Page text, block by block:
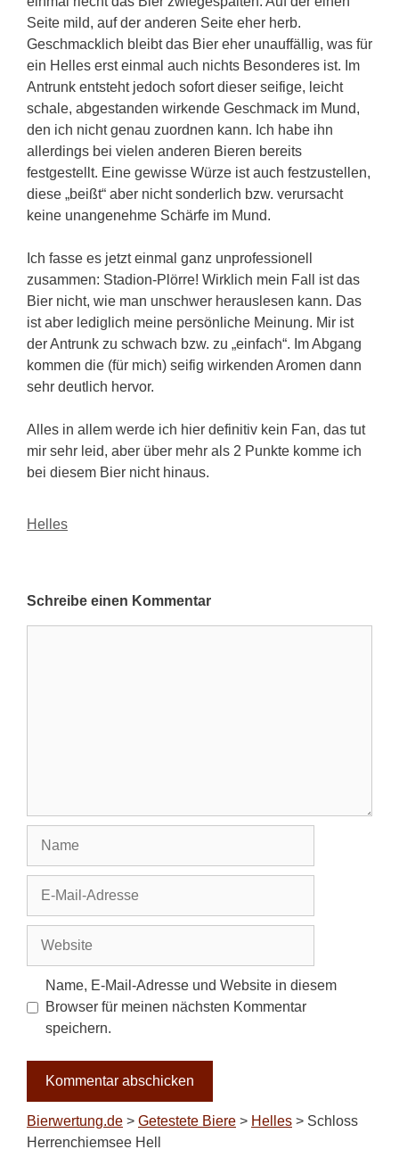
Seite mild, auf der anderen Seite eher herb.
Geschmacklich bleibt das Bier eher unauffällig, was für
ein Helles erst einmal auch nichts Besonderes ist. Im
Antrunk entsteht jedoch sofort dieser seifige, leicht
schale, abgestanden wirkende Geschmack im Mund,
den ich nicht genau zuordnen kann. Ich habe ihn
allerdings bei vielen anderen Bieren bereits
festgestellt. Eine gewisse Würze ist auch festzustellen,
diese „beißt“ aber nicht sonderlich bzw. verursacht
keine unangenehme Schärfe im Mund.
Ich fasse es jetzt einmal ganz unprofessionell
zusammen: Stadion-Plörre! Wirklich mein Fall ist das
Bier nicht, wie man unschwer herauslesen kann. Das
ist aber lediglich meine persönliche Meinung. Mir ist
der Antrunk zu schwach bzw. zu „einfach“. Im Abgang
kommen die (für mich) seifig wirkenden Aromen dann
sehr deutlich hervor.
Alles in allem werde ich hier definitiv kein Fan, das tut
mir sehr leid, aber über mehr als 2 Punkte komme ich
bei diesem Bier nicht hinaus.
Kategorien
Helles
Schreibe einen Kommentar
Adresse
Name, E-Mail-Adresse und Website in diesem
Browser für meinen nächsten Kommentar
speichern.
Bierwertung.de > Getestete Biere > Helles > Schloss
Herrenchiemsee Hell